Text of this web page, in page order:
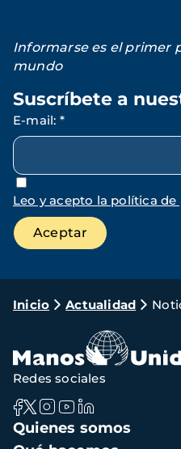
Informarse es el primer
mundo
Suscríbete a
E-mail: *
Leo y acepto la política de
Ruta
navegación
Inicio Actualidad
Navegación
principal
Quienes somos
Redes sociales